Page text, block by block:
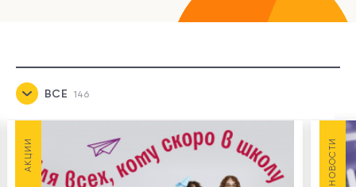
ВСЕ 146
АКЦИИ
АКЦИИ НОВОСТИ